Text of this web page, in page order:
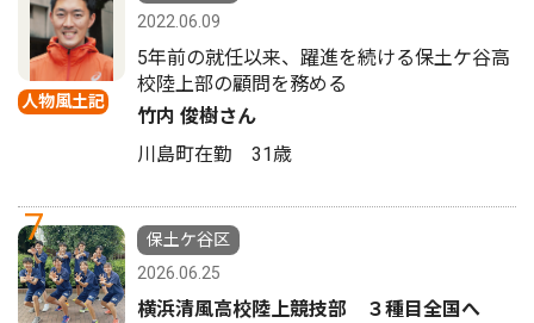
人物風土記
2022.06.09
5年前の就任以来、躍進を続ける保土ケ谷高
校陸上部の顧問を務める
竹内 俊樹さん
川島町在勤 31歳
7
保土ケ谷区
2026.06.25
横浜清風高校陸上競技部 ３種目全国へ